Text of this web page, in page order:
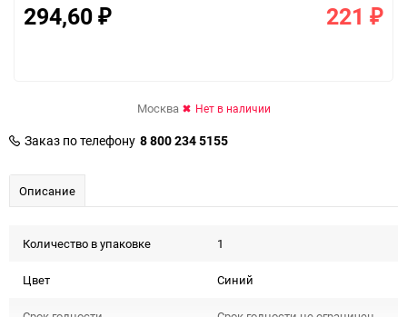
294,60 ₽ 221 ₽
Москва Нет в наличии
Заказ по телефону 8 800 234 5155
Описание
Количество в упаковке 1
Цвет Синий